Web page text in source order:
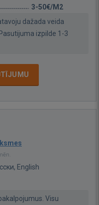
3-50€/M2
dažada veida
izpilde 1-3
English
Visu